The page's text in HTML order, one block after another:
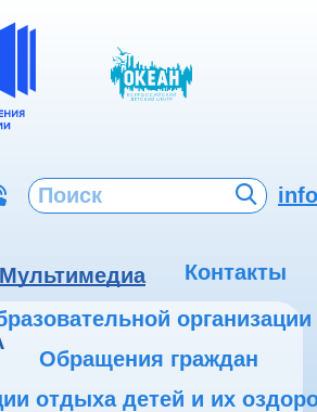
Мультимедиа
Контакты
организации
Обращения граждан
отдыха детей и их